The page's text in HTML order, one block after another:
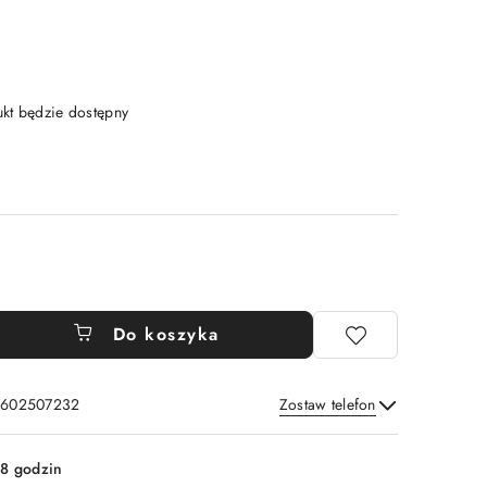
będzie dostępny
Do koszyka
Zostaw telefon
Wyślij
godzin